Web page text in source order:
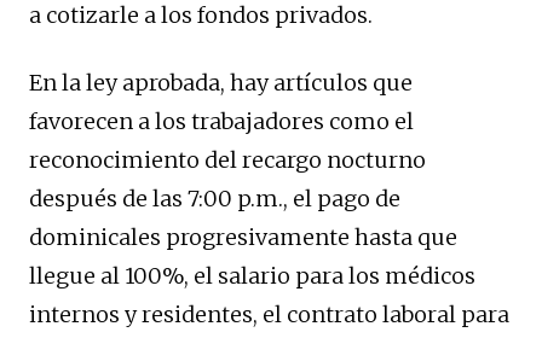
a cotizarle a los fondos privados.
En la ley aprobada, hay artículos que
favorecen a los trabajadores como el
reconocimiento del recargo nocturno
después de las 7:00 p.m., el pago de
dominicales progresivamente hasta que
llegue al 100%, el salario para los médicos
internos y residentes, el contrato laboral para